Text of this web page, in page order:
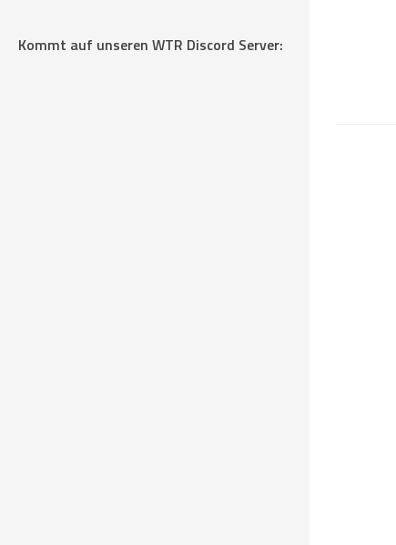
Kommt auf unseren WTR Discord Server: